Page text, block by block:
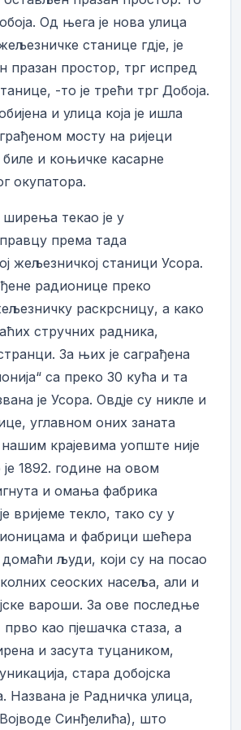
Од њега је нова улица
станице гдје, је
празан простор, трг испред
-то је трећи трг Добоја.
и улица која је ишла
мосту на ријеци
биле и коњичке касарне
окупатора.
текао је у
према тада
жељезничкој станици Усора.
радионице преко
раскрсницу, а како
стручних радника,
За њих је саграђена
са преко 30 кућа и та
је Усора. Овдје су никле и
углавном оних заната
нашим крајевима уопште није
1892. године на овом
и омања фабрика
вријеме текло, тако су у
и фабрици шећера
људи, који су на посао
сеоских насеља, али и
вароши. За ове последње
прво као пјешачка стаза, а
и засута туцаником,
стара добојска
Названа је Радничка улица,
Синђелића), што